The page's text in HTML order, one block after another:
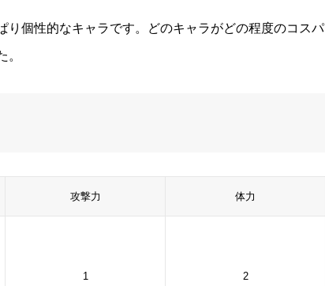
り個性的なキャラです。どのキャラがどの程度のコスパ
。
攻撃力 体力
1 2